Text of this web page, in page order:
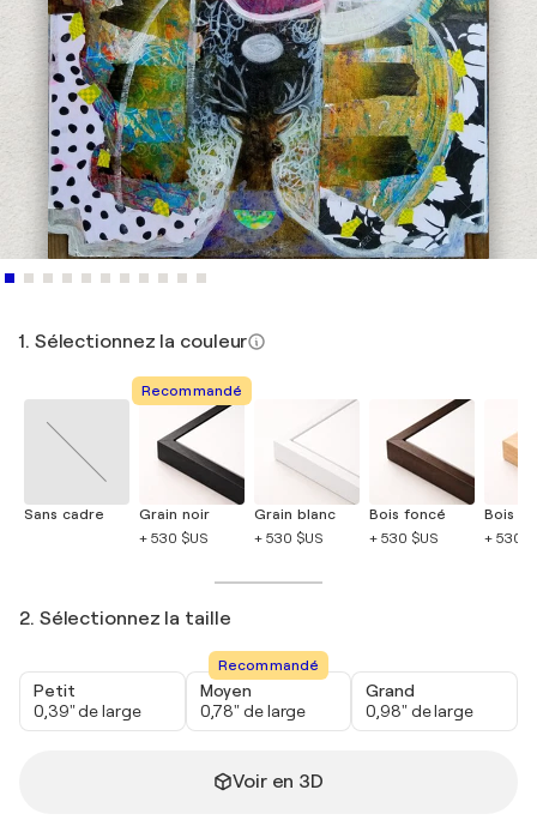
1. Sélectionnez la couleur
Sans cadre
Recommandé
Grain noir
+ 530 $US
Grain blanc
+ 530 $US
Bois foncé
+ 530 $US
Bois
+ 530
2. Sélectionnez la taille
Petit
0,39" de large
Recommandé
Moyen
0,78" de large
Grand
0,98" de large
Voir en 3D